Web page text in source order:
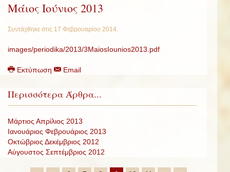
Μάιος Ιούνιος 2013
Συντάχθηκε στις 17 Φεβρουαρίου 2014.
images/periodika/2013/3MaiosIounios2013.pdf
Εκτύπωση Email
Περισσότερα Άρθρα...
Μάρτιος Απρίλιος 2013
Ιανουάριος Φεβρουάριος 2013
Οκτώβριος Δεκέμβριος 2012
Αύγουστος Σεπτέμβριος 2012